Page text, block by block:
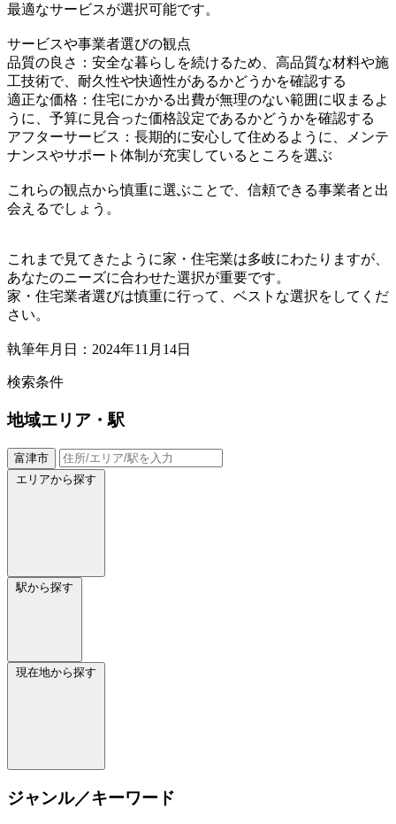
最適なサービスが選択可能です。
サービスや事業者選びの観点
品質の良さ：安全な暮らしを続けるため、高品質な材料や施
工技術で、耐久性や快適性があるかどうかを確認する
適正な価格：住宅にかかる出費が無理のない範囲に収まるよ
うに、予算に見合った価格設定であるかどうかを確認する
アフターサービス：長期的に安心して住めるように、メンテ
ナンスやサポート体制が充実しているところを選ぶ
これらの観点から慎重に選ぶことで、信頼できる事業者と出
会えるでしょう。
これまで見てきたように家・住宅業は多岐にわたりますが、
あなたのニーズに合わせた選択が重要です。
家・住宅業者選びは慎重に行って、ベストな選択をしてくだ
さい。
執筆年月日：2024年11月14日
検索条件
地域エリア・駅
富津市
エリアから探す
駅から探す
現在地から探す
ジャンル／キーワード